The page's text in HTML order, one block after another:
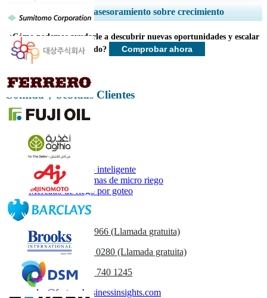
Ampliar la cobertura regional y por país, Análisis de segmentos, Perfiles
de empresas, Benchmarking competitivo, e información sobre el usuario
final.
Personalizar ahora
Servicios de asesoramiento sobre crecimiento
¿Cómo podemos ayudarle a descubrir nuevas oportunidades y escalar
más rápido?
Comprobar ahora
Comida y bebidas Clientes
Informes relacionados
Mercado de riego inteligente
Mercado de sistemas de micro riego
Mercado de riego por goteo
Contáctenos
US +1 833 909 2966 (Llamada gratuita)
UK+44 808 502 0280 (Llamada gratuita)
(APAC) +91 744 740 1245
sales@fortunebusinessinsights.com